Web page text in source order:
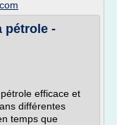
pétrole -
efficace et
différentes
temps que